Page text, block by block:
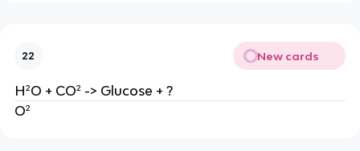
22 New cards
H²O + CO² -> Glucose + ?
O²